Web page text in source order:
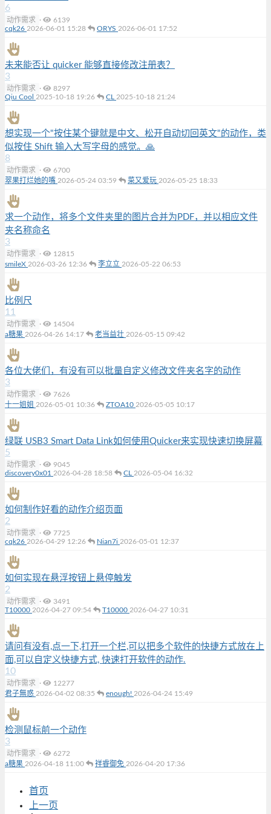
6
动作需求 ·
6139
cqk26 2026-06-01 15:28 ORYS 2026-06-01 17:52
未来能否让 quicker 能够直接修改注册表？
3
动作需求 ·
8297
Qiu Cool 2025-10-18 19:26 CL 2025-10-18 21:24
想实现一个"按住某个键就是中文、松开自动切回英文"的动作，类
似按住 Shift 输入大写字母的感觉。🙏
8
动作需求 ·
6700
翠果打烂她的嘴 2026-05-24 03:59 菜又爱玩 2026-05-25 18:33
求一个动作，将多个文件夹里的图片合并为PDF，并以相应文件
夹名称命名
3
动作需求 ·
12815
smileX 2026-03-26 12:36 李立立 2026-05-22 06:53
比例尺
11
动作需求 ·
14504
a糖果 2026-04-26 14:17 老当益壮 2026-05-15 09:42
各位大佬们，有没有可以批量自定义修改文件夹名字的动作
3
动作需求 ·
7626
十一姐姐 2026-05-01 10:36 ZTOA10 2026-05-05 10:17
绿联 USB3 Smart Data Link如何使用Quicker来实现快速切换屏幕
5
动作需求 ·
9045
discovery0x01 2026-04-28 18:58 CL 2026-05-04 16:32
如何制作好看的动作介绍页面
2
动作需求 ·
7725
cqk26 2026-04-29 12:26 Nian7i 2026-05-01 12:37
如何实现在悬浮按钮上悬停触发
2
动作需求 ·
3491
T10000 2026-04-27 09:54 T10000 2026-04-27 10:31
请问有没有,点一下,打开一个栏,可以把多个软件的快捷方式放在上
面,可以自定义快捷方式, 快速打开软件的动作.
10
动作需求 ·
12277
君子無惑 2026-04-02 08:35 enough! 2026-04-24 15:49
检测鼠标前一个动作
3
动作需求 ·
6272
a糖果 2026-04-18 11:00 祥睿御免 2026-04-20 17:36
首页
上一页